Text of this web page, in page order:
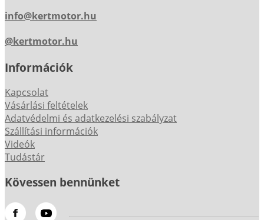
info@kertmotor.hu
@kertmotor.hu
Információk
Kapcsolat
Vásárlási feltételek
Adatvédelmi és adatkezelési szabályzat
Szállítási információk
Videók
Tudástár
Kövessen bennünket